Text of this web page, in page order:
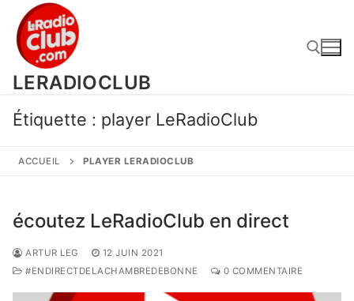
contenu
LERADIOCLUB
Rechercher :
Étiquette : player LeRadioClub
ACCUEIL PLAYER LERADIOCLUB
écoutez LeRadioClub en direct
ARTUR LEG
12 JUIN 2021
#ENDIRECTDELACHAMBREDEBONNE
0 COMMENTAIRE